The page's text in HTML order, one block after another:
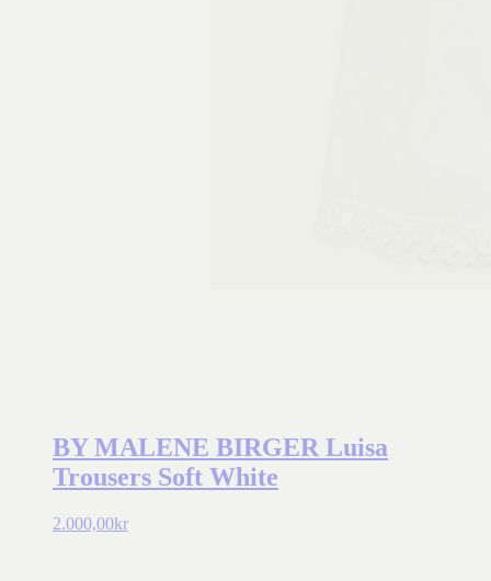
BY MALENE BIRGER Luisa
Trousers Soft White
2.000,00kr